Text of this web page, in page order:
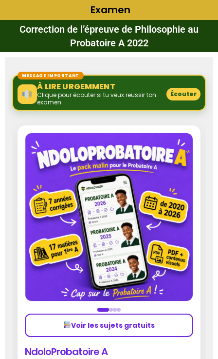
Examen
Correction de l’épreuve de Philosophie au
Probatoire A 2022
MESSAGE IMPORTANT
À LIRE URGEMMENT
Clique pour écouter si tu veux reussir ton
examen
Écouter
Voir les sujets gratuits
NdoloProbatoire A